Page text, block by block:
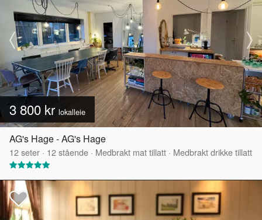
3 800 kr lokalleie
AG's Hage - AG's Hage
12seter · 12stående · Medbrakt mat tillatt · Medbrakt drikke tillatt